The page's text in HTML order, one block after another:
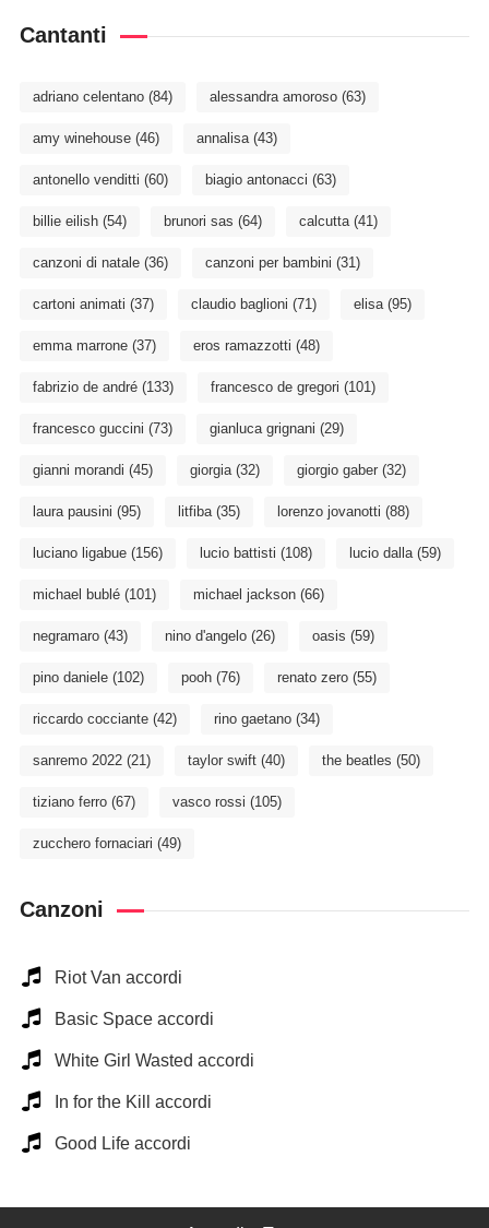
Cantanti
adriano celentano(84) alessandra amoroso(63)
amy winehouse(46) annalisa(43)
antonello venditti (60) biagio antonacci (63)
billie eilish(54) brunori sas (64) calcutta(41)
canzoni di natale(36) canzoni per bambini (31)
cartoni animati (37) claudio baglioni (71) elisa(95)
emma marrone(37) eros ramazzotti (48)
fabrizio de andré(133) francesco de gregori (101)
francesco guccini (73) gianluca grignani (29)
gianni morandi (45) giorgia(32) giorgio gaber(32)
laura pausini (95) litfiba(35) lorenzo jovanotti (88)
luciano ligabue(156) lucio battisti (108) lucio dalla(59)
michael bublé(101) michael jackson(66)
negramaro(43) nino d'angelo(26) oasis (59)
pino daniele(102) pooh(76) renato zero(55)
riccardo cocciante(42) rino gaetano(34)
sanremo 2022(21) taylor swift(40) the beatles (50)
tiziano ferro(67) vasco rossi (105)
zucchero fornaciari (49)
Canzoni
Riot Van accordi
Basic Space accordi
White Girl Wasted accordi
In for the Kill accordi
Good Life accordi